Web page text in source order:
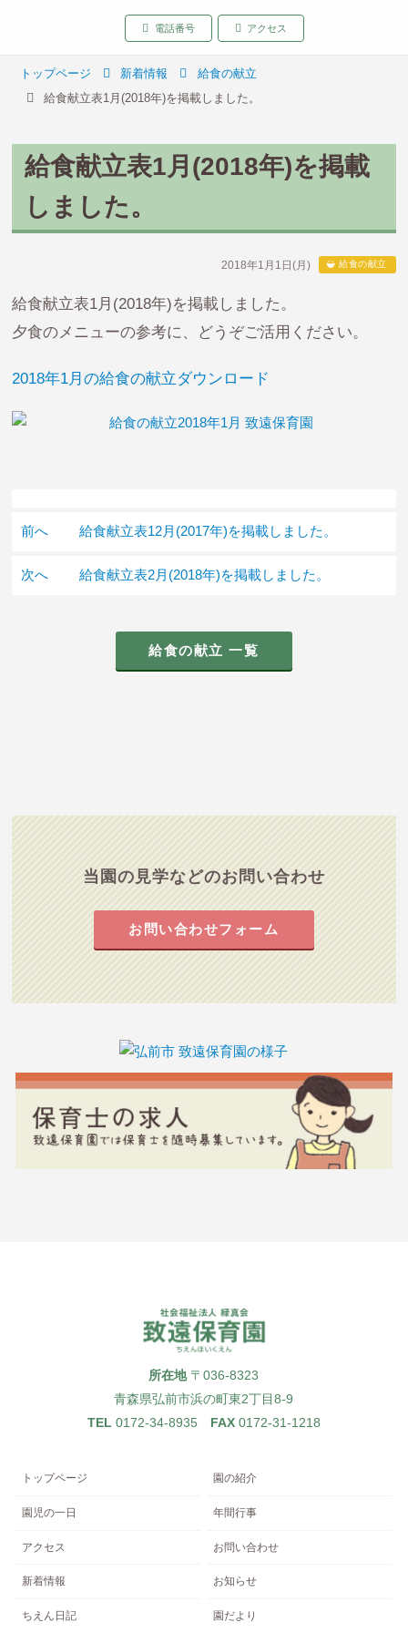
致遠保育園 青森県弘
電話番号 アクセス
トップページ 新着情報
給食の献立
給食献立表1月(2018年)を掲載しました。
給食献立表1月(2018年)を掲載
しました。
2018年1月1日(月) 給食の献立
給食献立表1月(2018年)を掲載しました。
夕食のメニューの参考に、どうぞご活用ください。
2018年1月の給食の献立ダウンロード
前へ 給食献立表12月(2017年)を掲載しました。
次へ 給食献立表2月(2018年)を掲載しました。
給食の献立 一覧
当園の見学などのお問い合わせ
お問い合わせフォーム
所在地〒036-8323
青森県弘前市浜の町東2丁目8-9
TEL 0172-34-8935 FAX0172-31-1218
トップページ 園の紹介
園児の一日 年間行事
アクセス お問い合わせ
新着情報 お知らせ
ちえん日記 園だより